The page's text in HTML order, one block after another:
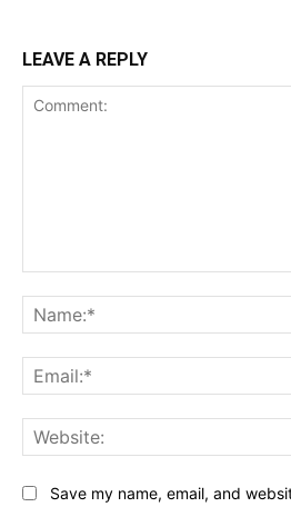
LEAVE A REPLY
Save my name, email, and